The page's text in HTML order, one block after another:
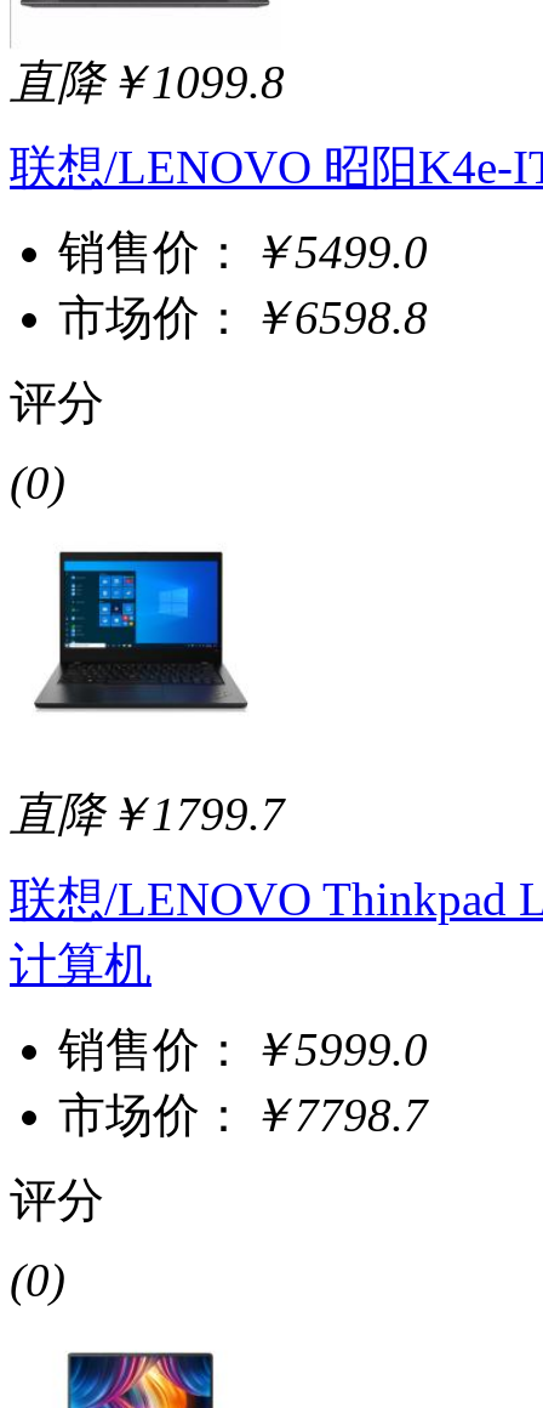
直降￥1099.8
联想/LENOVO 昭阳K4e-
销售价：
￥5499.0
市场价：
￥6598.8
评分
(0)
直降￥1799.7
联想/LENOVO Thinkpad
计算机
销售价：
￥5999.0
市场价：
￥7798.7
评分
(0)